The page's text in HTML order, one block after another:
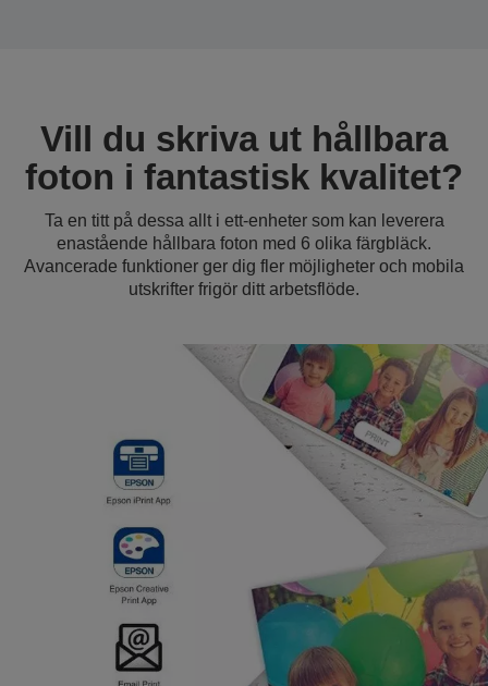
Vill du skriva ut hållbara
foton i fantastisk kvalitet?
Ta en titt på dessa allt i ett-enheter som kan leverera
enastående hållbara foton med 6 olika färgbläck.
Avancerade funktioner ger dig fler möjligheter och mobila
utskrifter frigör ditt arbetsflöde.